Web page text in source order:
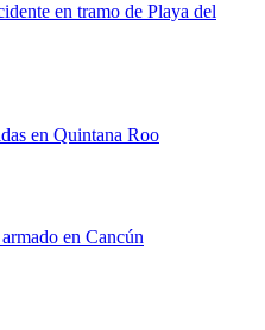
en tramo de Playa del
en Quintana Roo
en Cancún